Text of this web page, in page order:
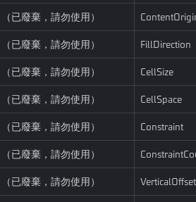
（已廢棄，請勿使用）
（已廢棄，請勿使用） FillDirection
（已廢棄，請勿使用） CellSize
（已廢棄，請勿使用） CellSpace
（已廢棄，請勿使用） Constraint
（已廢棄，請勿使用）
（已廢棄，請勿使用） VerticalOffset